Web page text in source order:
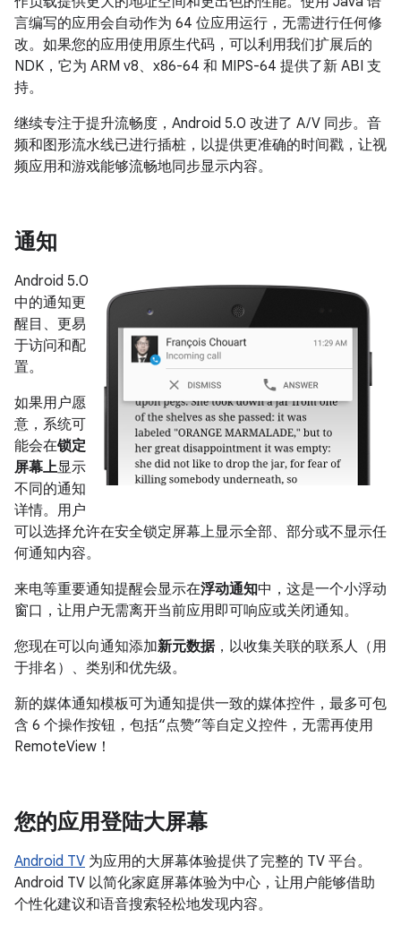
言编写的应用会自动作为 64 位应用运行，无需进行任何修
改。如果您的应用使用原生代码，可以利用我们扩展后的
NDK，它为 ARM v8、x86-64 和 MIPS-64 提供了新 ABI 支
持。
继续专注于提升流畅度，Android 5.0 改进了 A/V 同步。音
频和图形流水线已进行插桩，以提供更准确的时间戳，让视
频应用和游戏能够流畅地同步显示内容。
通知
Android 5.0
中的通知更
醒目、更易
于访问和配
置。
如果用户愿
意，系统可
能会在锁定
屏幕上显示
不同的通知
详情。用户
可以选择允许在安全锁定屏幕上显示全部、部分或不显示任
何通知内容。
来电等重要通知提醒会显示在浮动通知中，这是一个小浮动
窗口，让用户无需离开当前应用即可响应或关闭通知。
您现在可以向通知添加新元数据，以收集关联的联系人（用
于排名）、类别和优先级。
新的媒体通知模板可为通知提供一致的媒体控件，最多可包
含 6 个操作按钮，包括“点赞”等自定义控件，无需再使用
RemoteView！
您的应用登陆大屏幕
Android TV 为应用的大屏幕体验提供了完整的 TV 平台。
Android TV 以简化家庭屏幕体验为中心，让用户能够借助
个性化建议和语音搜索轻松地发现内容。